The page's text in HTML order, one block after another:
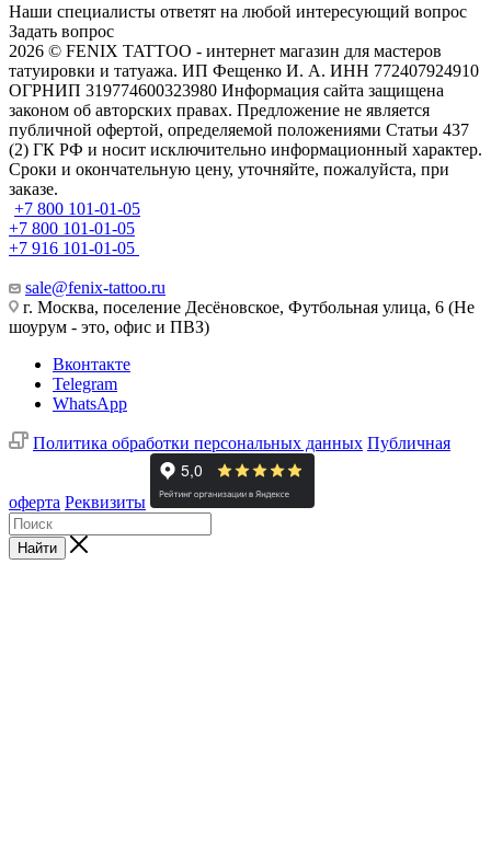
Наши специалисты ответят на любой интересующий вопрос
Задать вопрос
2026 © FENIX TATTOO - интернет магазин для мастеров
татуировки и татуажа. ИП Фещенко И. А. ИНН 772407924910
ОГРНИП 319774600323980 Информация сайта защищена
законом об авторских правах. Предложение не является
публичной офертой, определяемой положениями Статьи 437
(2) ГК РФ и носит исключительно информационный характер.
Сроки и окончательную цену, уточняйте, пожалуйста, при
заказе.
+7 800 101-01-05
+7 800 101-01-05
+7 916 101-01-05
sale@fenix-tattoo.ru
г. Москва, поселение Десёновское, Футбольная улица, 6 (Не
шоурум - это, офис и ПВЗ)
Вконтакте
Telegram
WhatsApp
Политика обработки персональных данных Публичная
оферта Реквизиты
Найти